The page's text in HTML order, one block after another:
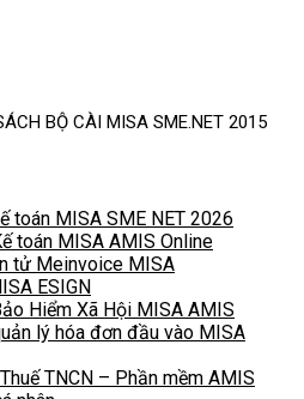
toán MISA SME NET 2026
toán MISA AMIS Online
tử Meinvoice MISA
ESIGN
Hiểm Xã Hội MISA AMIS
lý hóa đơn đầu vào MISA
TNCN – Phần mềm AMIS
BỘ CÀI MISA SME.NET 2015